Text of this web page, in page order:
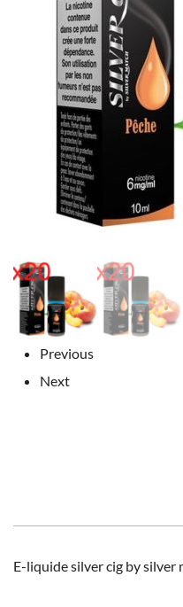
Previous
Next
E-liquide silver cig by silver